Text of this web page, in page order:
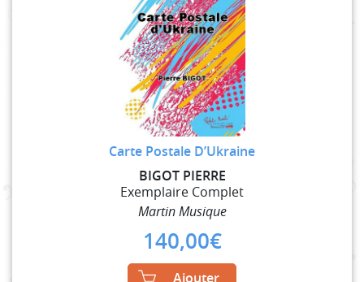
Carte Postale D’Ukraine
BIGOT PIERRE
Exemplaire Complet
Martin Musique
140,00€
Ajouter